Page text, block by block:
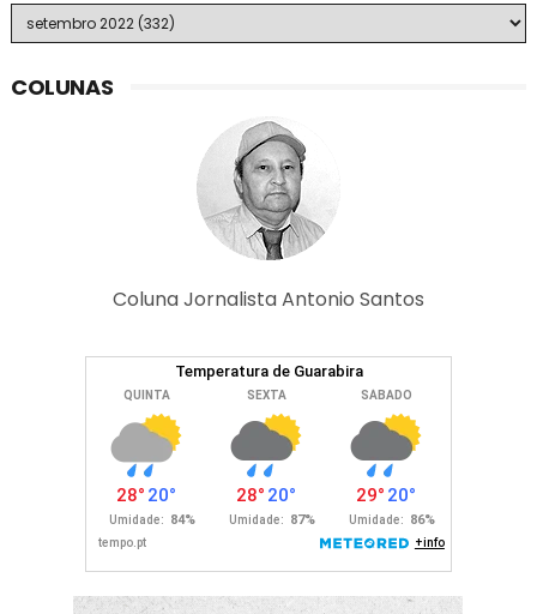
COLUNAS
Coluna Jornalista Antonio Santos